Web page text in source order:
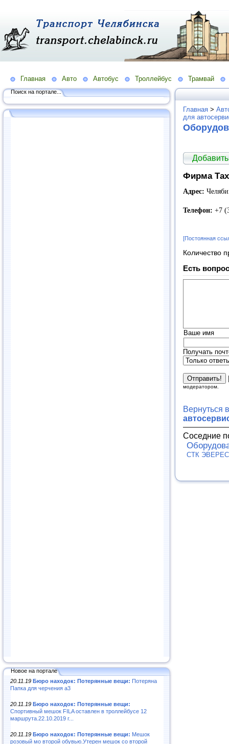
Главная Авто Автобус Троллейбус Трамвай
Поиск на портале...
Новое на портале
20.11.19 Бюро находок: Потерянные вещи: Потеряна
Папка для черчения а3
20.11.19 Бюро находок: Потерянные вещи:
Спортивный мешок FILA оставлен в троллейбусе 12
маршрута.22.10.2019 г...
20.11.19 Бюро находок: Потерянные вещи: Мешок
розовый мо второй обувью.Утерен мешок со второй
Главная >
для
Фирма
Адрес:
Телефон: +7
[Постоянная
Количество
Есть
Ваше имя
Получать
модератором.
Вернуться
Соседние
СТК